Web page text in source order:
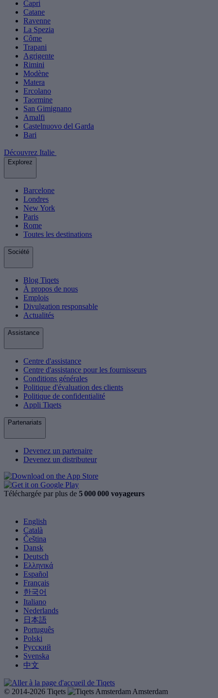
Capri
Catane
Ravenne
La Spezia
Côme
Trapani
Agrigente
Rimini
Modène
Matera
Ercolano
Taormine
San Gimignano
Amalfi
Castelnuovo del Garda
Bari
Découvrez Italie
Explorez
Barcelone
Londres
New York
Paris
Rome
Toutes les destinations
Société
Blog Tiqets
À propos de nous
Emplois
Divulgation responsable
Actualités
Assistance
Centre d'assistance
Centre d'assistance pour les fournisseurs
Conditions générales
Politique d'évaluation des clients
Politique de confidentialité
Appli Tiqets
Partenariats
Devenez un partenaire
Devenez un distributeur
Téléchargée par plus de 5 000 000 voyageurs
English
Català
Čeština
Dansk
Deutsch
Ελληνικά
Español
Français
한국어
Italiano
Nederlands
日本語
Português
Polski
Русский
Svenska
中文
© 2014-2026 Tiqets
Amsterdam